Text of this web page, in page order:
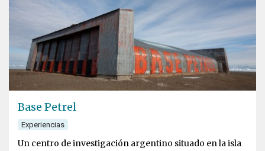
Base Petrel
Experiencias
Un centro de investigación argentino situado en la isla